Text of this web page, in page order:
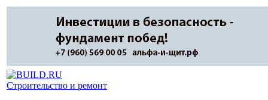
Строительство и ремонт